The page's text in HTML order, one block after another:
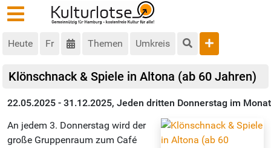
Heute Fr Themen Umkreis
Klönschnack & Spiele in Altona (ab 60 Jahren)
22.05.2025 - 31.12.2025, Jeden dritten Donnerstag im Monat
An jedem 3. Donnerstag wird der
große Gruppenraum zum Café